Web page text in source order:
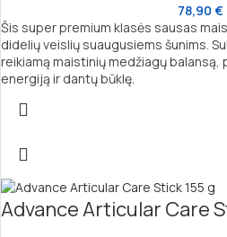
78,90 €
Šis super premium klasės sausas
didelių veislių suaugusiems šunims.
reikiamą maistinių medžiagų balansą,
energiją ir dantų būklę.
Advance Articular Care